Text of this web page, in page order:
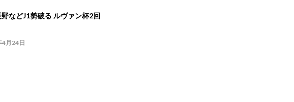
などJ1勢破る ルヴァン杯2回
4月24日